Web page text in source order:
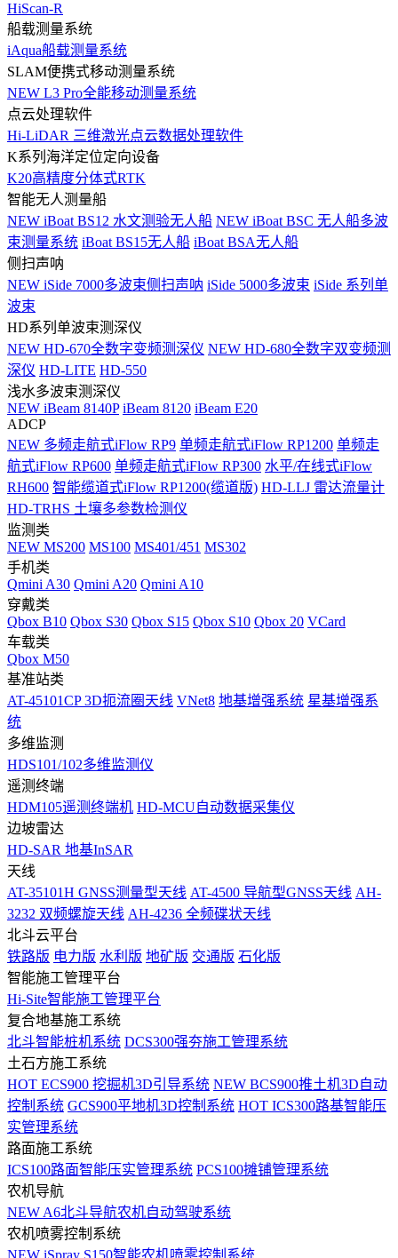
HiScan-R
船载测量系统
iAqua船载测量系统
SLAM便携式移动测量系统
NEW L3 Pro全能移动测量系统
点云处理软件
Hi-LiDAR 三维激光点云数据处理软件
K系列海洋定位定向设备
K20高精度分体式RTK
智能无人测量船
NEW iBoat BS12 水文测验无人船 NEW iBoat BSC 无人船多波
束测量系统 iBoat BS15无人船 iBoat BSA无人船
侧扫声呐
NEW iSide 7000多波束侧扫声呐 iSide 5000多波束 iSide 系列单
波束
HD系列单波束测深仪
NEW HD-670全数字变频测深仪 NEW HD-680全数字双变频测
深仪 HD-LITE HD-550
浅水多波束测深仪
NEW iBeam 8140P iBeam 8120 iBeam E20
ADCP
NEW 多频走航式iFlow RP9 单频走航式iFlow RP1200 单频走
航式iFlow RP600 单频走航式iFlow RP300 水平/在线式iFlow
RH600 智能缆道式iFlow RP1200(缆道版) HD-LLJ 雷达流量计
HD-TRHS 土壤多参数检测仪
监测类
NEW MS200 MS100 MS401/451 MS302
手机类
Qmini A30 Qmini A20 Qmini A10
穿戴类
Qbox B10 Qbox S30 Qbox S15 Qbox S10 Qbox 20 VCard
车载类
Qbox M50
基准站类
AT-45101CP 3D扼流圈天线 VNet8 地基增强系统 星基增强系
统
多维监测
HDS101/102多维监测仪
遥测终端
HDM105遥测终端机 HD-MCU自动数据采集仪
边坡雷达
HD-SAR 地基InSAR
天线
AT-35101H GNSS测量型天线 AT-4500 导航型GNSS天线 AH-
3232 双频螺旋天线 AH-4236 全频碟状天线
北斗云平台
铁路版 电力版 水利版 地矿版 交通版 石化版
智能施工管理平台
Hi-Site智能施工管理平台
复合地基施工系统
北斗智能桩机系统 DCS300强夯施工管理系统
土石方施工系统
HOT ECS900 挖掘机3D引导系统 NEW BCS900推土机3D自动
控制系统 GCS900平地机3D控制系统 HOT ICS300路基智能压
实管理系统
路面施工系统
ICS100路面智能压实管理系统 PCS100摊铺管理系统
农机导航
NEW A6北斗导航农机自动驾驶系统
农机喷雾控制系统
NEW iSpray S150智能农机喷雾控制系统